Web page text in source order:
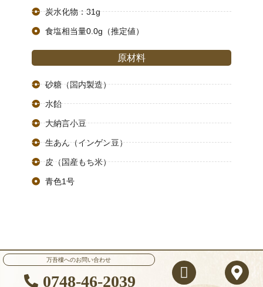
炭水化物：31g
食塩相当量0.0g（推定値）
原材料
砂糖（国内製造）
水飴
大納言小豆
生あん（インゲン豆）
皮（国産もち米）
青色1号
万吾樓へのお問い合わせ
0748-46-2039